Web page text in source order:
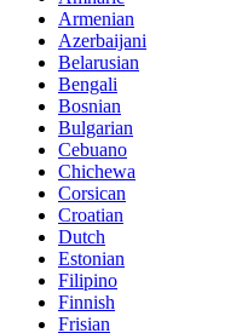
Armenian
Azerbaijani
Belarusian
Bengali
Bosnian
Bulgarian
Cebuano
Chichewa
Corsican
Croatian
Dutch
Estonian
Filipino
Finnish
Frisian